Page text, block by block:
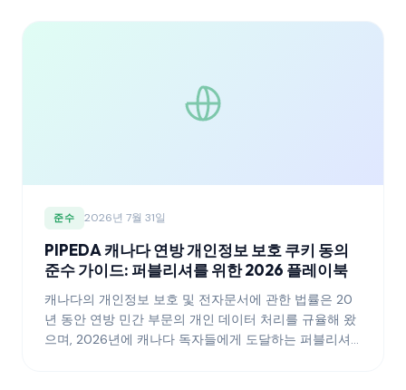
통계적 힘을 유지할 수 있도록 Optimizely를 동의 관리
준수 2026년 7월 31일
PIPEDA 캐나다 연방 개인정보 보호 쿠키 동의
준수 가이드: 퍼블리셔를 위한 2026 플레이북
캐나다의 개인정보 보호 및 전자문서에 관한 법률은 20
년 동안 연방 민간 부문의 개인 데이터 처리를 규율해 왔
으며, 2026년에 캐나다 독자들에게 도달하는 퍼블리셔